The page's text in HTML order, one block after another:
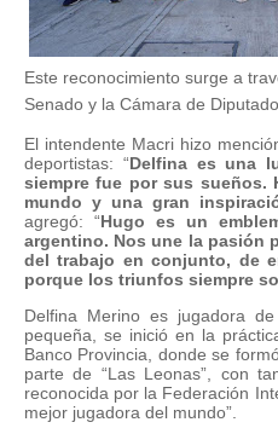
Este reconocimiento surge a
Senado y la Cámara de
El intendente Macri hizo
deportistas: “Delfina es una
siempre fue por sus sueños.
mundo y una gran
agregó: “Hugo es un
argentino. Nos une la pasión
del trabajo en conjunto, de
porque los triunfos siempre
Delfina Merino es jugadora
pequeña, se inició en la
Banco Provincia, donde se
parte de “Las Leonas”, con
reconocida por la Federación
mejor jugadora del mundo”.